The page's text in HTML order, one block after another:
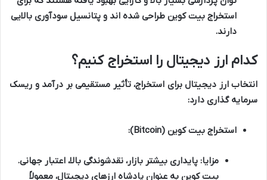
استخراج بیت کوین طراحی شده اند و پتانسیل سودآوری بالایی
دارند.
کدام ارز دیجیتال را استخراج کنیم؟
انتخاب ارز دیجیتال برای استخراج، تأثیر مستقیمی بر درآمد و ریسک
سرمایه گذاری دارد:
استخراج بیت کوین (Bitcoin):
مزایا: پایداری بیشتر بازار، نقدشوندگی بالا، اعتبار جهانی.
بیت کوین به عنوان پادشاه ارزهای دیجیتال، معمولاً